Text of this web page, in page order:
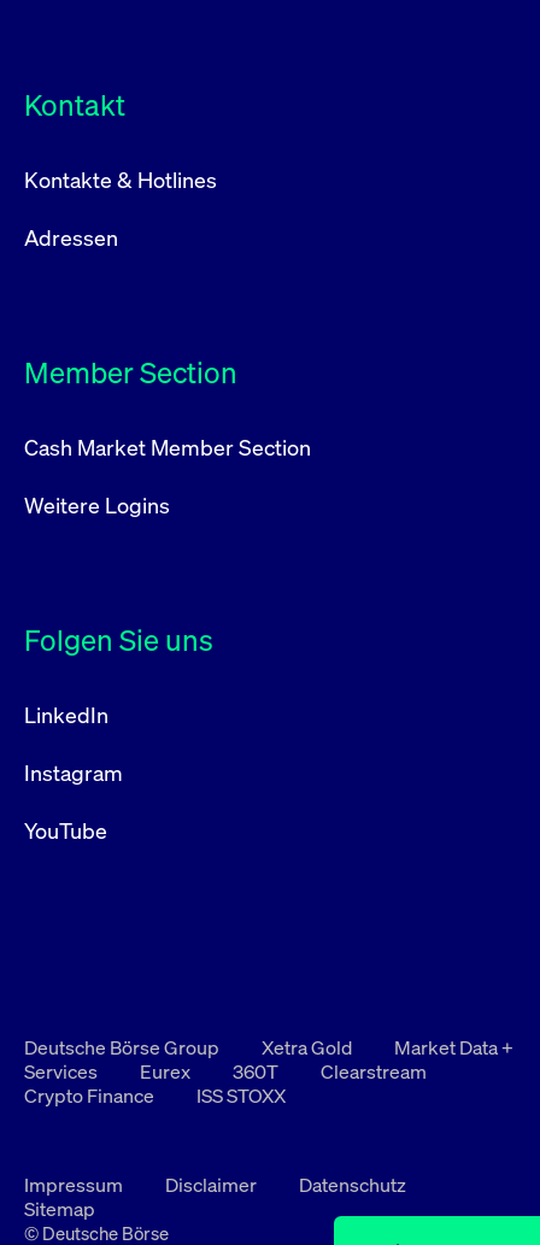
Kontakt
Kontakte & Hotlines
Adressen
Member Section
Cash Market Member Section
Weitere Logins
Folgen Sie uns
LinkedIn
Instagram
YouTube
Deutsche Börse Group Xetra Gold
Market Data +
Services
Eurex 360T
Clearstream
Crypto Finance
ISS STOXX
Impressum Disclaimer
Datenschutz
Sitemap
© Deutsche Börse